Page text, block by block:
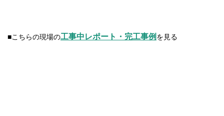
■こちらの現場の工事中レポート・完工事例 を見る